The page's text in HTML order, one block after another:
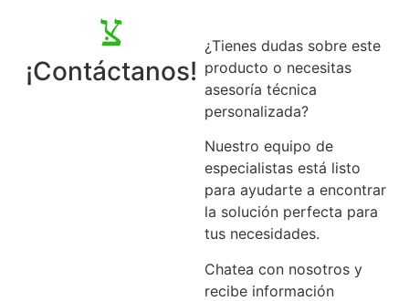
¡Contáctanos!
¿Tienes dudas sobre este
producto o necesitas
asesoría técnica
personalizada?
Nuestro equipo de
especialistas está listo
para ayudarte a encontrar
la solución perfecta para
tus necesidades.
Chatea con nosotros y
recibe información